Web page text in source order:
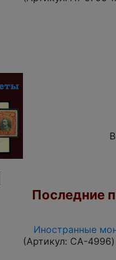
Последние
Иностранные
(Артикул: CA-4996)